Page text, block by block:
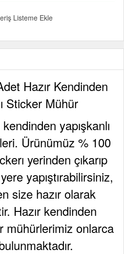
Listeme Ekle
Hazır Kendinden
Sticker Mühür
yapışkanlı
Ürünümüz % 100
yerinden çıkarıp
yapıştırabilirsiniz,
size hazır olarak
Hazır kendinden
mühürlerimiz onlarca